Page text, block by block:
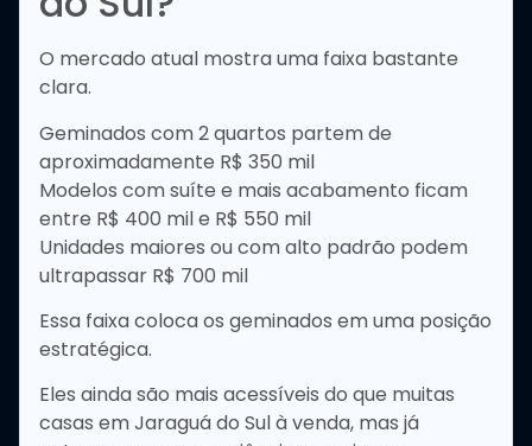
O mercado atual mostra uma faixa bastante
clara.
Geminados com 2 quartos partem de
aproximadamente R$ 350 mil
Modelos com suíte e mais acabamento ficam
entre R$ 400 mil e R$ 550 mil
Unidades maiores ou com alto padrão podem
ultrapassar R$ 700 mil
Essa faixa coloca os geminados em uma posição
estratégica.
Eles ainda são mais acessíveis do que muitas
casas em Jaraguá do Sul à venda, mas já